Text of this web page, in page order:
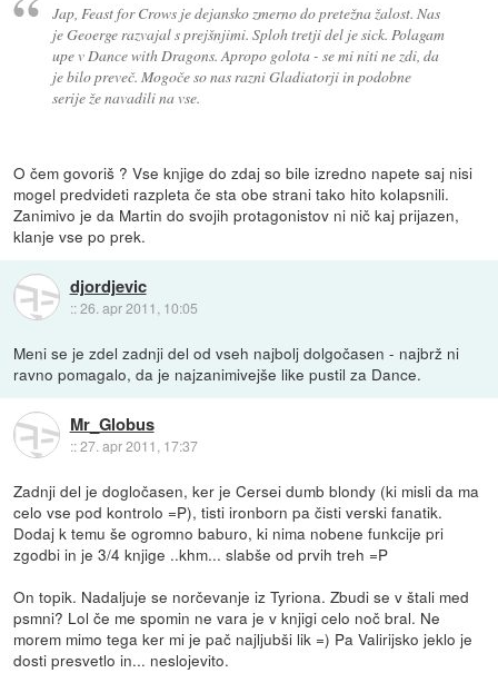
Jap, Feast for Crows je dejansko zmerno do pretežna žalost. Nas
je Geoerge razvajal s prejšnjimi. Sploh tretji del je sick. Polagam
upe v Dance with Dragons. Apropo golota - se mi niti ne zdi, da
je bilo preveč. Mogoče so nas razni Gladiatorji in podobne
serije že navadili na vse.
O čem govoriš ? Vse knjige do zdaj so bile izredno napete saj nisi
mogel predvideti razpleta če sta obe strani tako hito kolapsnili.
Zanimivo je da Martin do svojih protagonistov ni nič kaj prijazen,
klanje vse po prek.
djordjevic
::26. apr 2011, 10:05
Meni se je zdel zadnji del od vseh najbolj dolgočasen - najbrž ni
ravno pomagalo, da je najzanimivejše like pustil za Dance.
Mr_Globus
::27. apr 2011, 17:37
Zadnji del je dogločasen, ker je Cersei dumb blondy (ki misli da ma
celo vse pod kontrolo =P), tisti ironborn pa čisti verski fanatik.
Dodaj k temu še ogromno baburo, ki nima nobene funkcije pri
zgodbi in je 3/4 knjige ..khm... slabše od prvih treh =P
On topik. Nadaljuje se norčevanje iz Tyriona. Zbudi se v štali med
psmni? Lol če me spomin ne vara je v knjigi celo noč bral. Ne
morem mimo tega ker mi je pač najljubši lik =) Pa Valirijsko jeklo je
dosti presvetlo in... neslojevito.